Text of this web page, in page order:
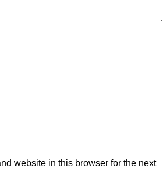
website in this browser for the next